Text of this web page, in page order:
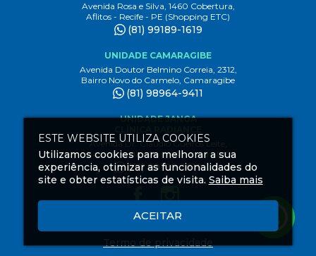
Avenida Rosa e Silva, 1460 Cobertura,
Aflitos - Recife - PE (Shopping ETC)
(81) 99189-1619
UNIDADE CAMARAGIBE
Avenida Doutor Belmino Correia, 2312,
Bairro Novo do Carmelo, Camaragibe
(81) 98964-9411
UNIDADE JANGA
Avenida Dr. Claudio Gueiros Leite,
3444 1º andar, Janga Paulista - PE
(81) 99189-1619
Criação
de
Sites
Termo de privacidade
ESTE WEBSITE UTILIZA COOKIES
Utilizamos cookies para melhorar a sua
experiência, otimizar as funcionalidades do
site e obter estatísticas de visita. Saiba mais
ACEITAR